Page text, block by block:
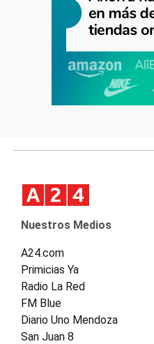
Nuestros Medios
A24.com
Primicias Ya
Radio La Red
FM Blue
Diario Uno Mendoza
San Juan 8